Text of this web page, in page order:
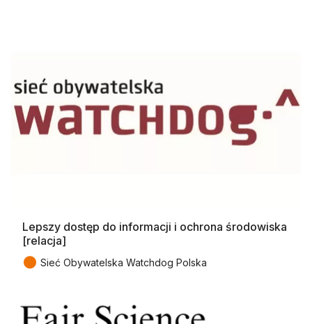
Lepszy dostęp do informacji i ochrona środowiska
[relacja]
● Sieć Obywatelska Watchdog Polska